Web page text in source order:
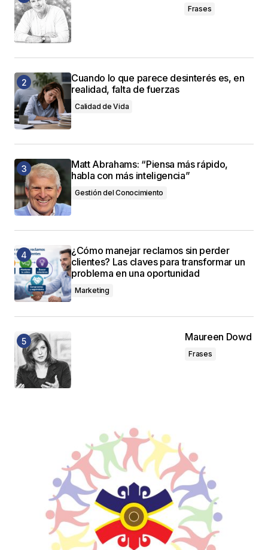
Frases
Cuando lo que parece desinterés es, en
realidad, falta de fuerzas
Calidad de Vida
Matt Abrahams: “Piensa más rápido,
habla con más inteligencia”
Gestión del Conocimiento
¿Cómo manejar reclamos sin perder
clientes? Las claves para transformar un
problema en una oportunidad
Marketing
Maureen Dowd
Frases